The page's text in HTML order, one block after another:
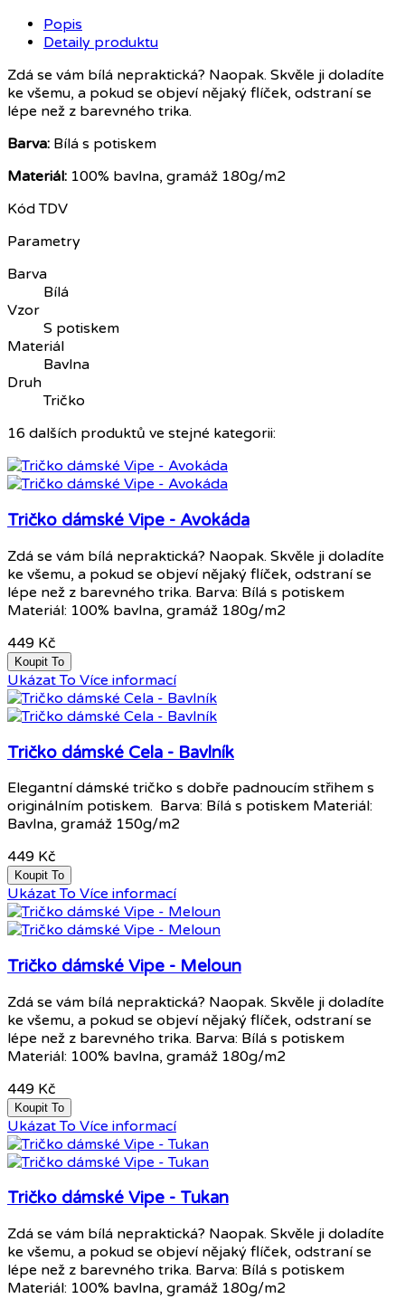
Popis
Detaily produktu
Zdá se vám bílá nepraktická? Naopak. Skvěle ji doladíte
ke všemu, a pokud se objeví nějaký flíček, odstraní se
lépe než z barevného trika.
Barva: Bílá s potiskem
Materiál: 100% bavlna, gramáž 180g/m2
KódTDV
Parametry
Barva
Bílá
Vzor
S potiskem
Materiál
Bavlna
Druh
Tričko
16 dalších produktů ve stejné kategorii:
Tričko dámské Vipe - Avokáda
Zdá se vám bílá nepraktická? Naopak. Skvěle ji doladíte
ke všemu, a pokud se objeví nějaký flíček, odstraní se
lépe než z barevného trika. Barva: Bílá s potiskem
Materiál: 100% bavlna, gramáž 180g/m2
449 Kč
Koupit To
Ukázat To Více informací
Tričko dámské Cela - Bavlník
Elegantní dámské tričko s dobře padnoucím střihem s
originálním potiskem. Barva: Bílá s potiskem Materiál:
Bavlna, gramáž 150g/m2
449 Kč
Koupit To
Ukázat To Více informací
Tričko dámské Vipe - Meloun
Zdá se vám bílá nepraktická? Naopak. Skvěle ji doladíte
ke všemu, a pokud se objeví nějaký flíček, odstraní se
lépe než z barevného trika. Barva: Bílá s potiskem
Materiál: 100% bavlna, gramáž 180g/m2
449 Kč
Koupit To
Ukázat To Více informací
Tričko dámské Vipe - Tukan
Zdá se vám bílá nepraktická? Naopak. Skvěle ji doladíte
ke všemu, a pokud se objeví nějaký flíček, odstraní se
lépe než z barevného trika. Barva: Bílá s potiskem
Materiál: 100% bavlna, gramáž 180g/m2